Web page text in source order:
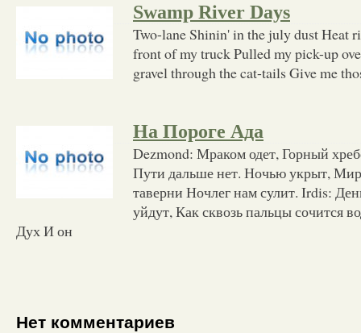
Swamp River Days
Two-lane Shinin' in the july dust Heat
front of my truck Pulled my pick-up
gravel through the cat-tails Give me
На Пороге Ада
Dezmond: Мраком одет, Горный
Пути дальше нет. Ночью укрыт, Мир
таверни Ночлег нам сулит. Irdis:
уйдут, Как сквозь пальцы сочится
Дух И он
Нет комментариев